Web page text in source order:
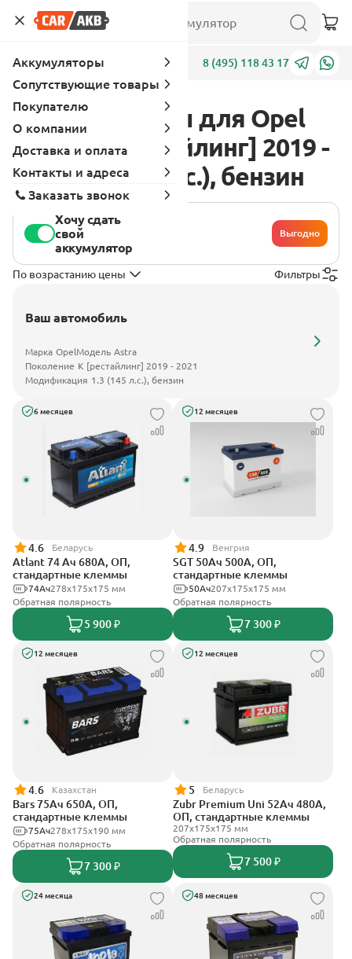
Адреса 8 (495) 118 43 17
Аккумуляторы для Opel
Astra K [рестайлинг] 2019 -
2021 1.3 (145 л.с.), бензин
Хочу сдать
свой
аккумулятор
Выгодно
По возрастанию цены Фильтры
Ваш автомобиль
Марка OpelМодель Astra
Поколение K [рестайлинг] 2019 - 2021
Модификация 1.3 (145 л.с.), бензин
6 месяцев
4.6 Беларусь
Atlant 74 Ач 680А, ОП,
стандартные клеммы
278х175х175 мм
74Ач
Обратная полярность
5 900 ₽
12 месяцев
4.9 Венгрия
SGT 50Ач 500А, ОП,
стандартные клеммы
207x175x175 мм
50Ач
Обратная полярность
7 300 ₽
12 месяцев
4.6 Казахстан
Bars 75Ач 650А, ОП,
стандартные клеммы
278х175х190 мм
75Ач
Обратная полярность
7 300 ₽
12 месяцев
5 Беларусь
Zubr Premium Uni 52Ач 480А,
ОП, стандартные клеммы
207x175x175 мм
Обратная полярность
7 500 ₽
24 месяца 48 месяцев
Аккумуляторы
Сопутствующие товары
Покупателю
О компании
Доставка и оплата
Контакты и адреса
Заказать звонок